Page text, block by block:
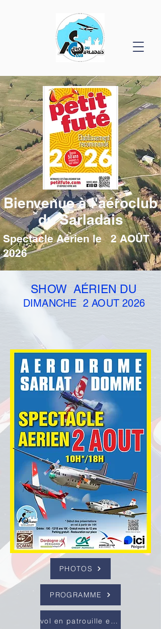
Bienvenue à l'aéroclub
du Sarladais
Spectacle Aérien le 2 AOÛT
2026
SHOW AÉRIEN DU
DIMANCHE 2 AOUT 2026
PHOTOS
PROGRAMME
vol en patrouille extra300